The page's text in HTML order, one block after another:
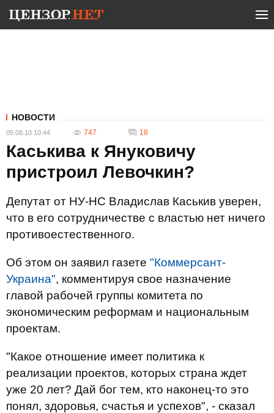
НОВОСТИ
05.08.10 10:44 747 18
Каськива к Януковичу
пристроил Левочкин?
Депутат от НУ-НС Владислав Каськив уверен,
что в его сотрудничестве с властью нет ничего
противоестественного.
Об этом он заявил газете "Коммерсант-
Украина", комментируя свое назначение
главой рабочей группы комитета по
экономическим реформам и национальным
проектам.
"Какое отношение имеет политика к
реализации проектов, которых страна ждет
уже 20 лет? Дай бог тем, кто наконец-то это
понял, здоровья, счастья и успехов", - сказал